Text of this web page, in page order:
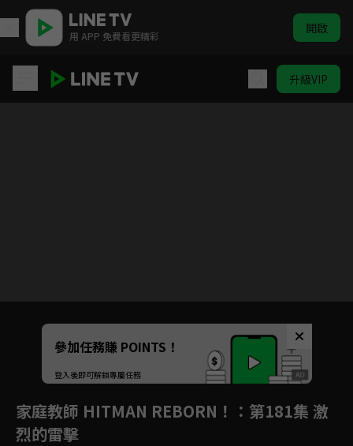
用 APP 免費看更精彩 開啟
升級VIP
Unmute
如有不便請見諒
參加任務賺 POINTS！
登入後即可解鎖專屬任務
家庭教師 HITMAN REBORN！ ：第181集 激
烈的雷擊